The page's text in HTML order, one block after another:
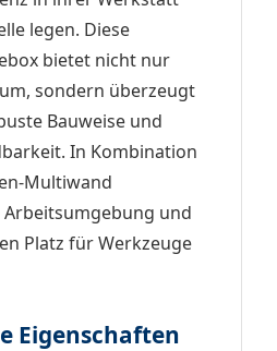
legen. Diese
bietet nicht nur
sondern überzeugt
Bauweise und
In Kombination
Multiwand
und
Platz für Werkzeuge
Eigenschaften